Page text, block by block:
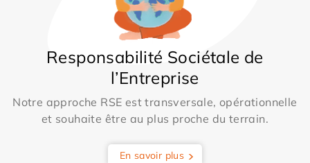
Responsabilité Sociétale de
l’Entreprise
Notre approche RSE est transversale, opérationnelle
et souhaite être au plus proche du terrain.
En savoir plus